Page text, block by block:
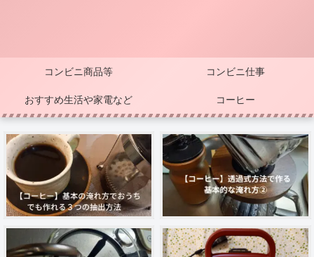
コンビニ商品等 コンビニ仕事
おすすめ生活や家電など コーヒー